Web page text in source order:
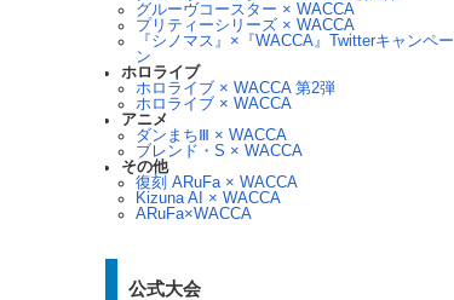
グルーヴコースター × WACCA
プリティーシリーズ × WACCA
『シノマス』×『WACCA』Twitterキャンペー
ン
ホロライブ
ホロライブ × WACCA 第2弾
ホロライブ × WACCA
アニメ
ダンまちⅢ × WACCA
ブレンド・S × WACCA
その他
復刻 ARuFa × WACCA
Kizuna AI × WACCA
ARuFa×WACCA
公式大会